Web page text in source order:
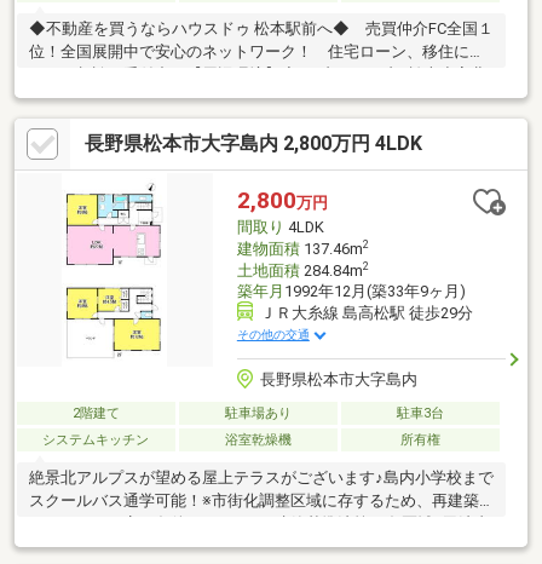
◆不動産を買うならハウスドゥ 松本駅前へ◆ 売買仲介FC全国１
位！全国展開中で安心のネットワーク！ 住宅ローン、移住に関
店 徒歩8分(約640m)◆松本市小宮保育園 徒歩14分(約
1060m)◆アメリカンドラッグ梓川店 徒歩29分(約2310m)◆松本
大学 徒歩30分(約2350m)◆デリシア梓川店 徒歩38分(約
2980m)【注目POINT】◆屋上テラス◆駐車3台以上可お問合せは
こちらまで ハウスドゥ松本駅前 【 TEL ： 0263-31-3517 】
長野県松本市大字島内 2,800万円 4LDK
2,800万円
間取り 4LDK
建物面積137.46m2
土地面積284.84m2
築年月 1992年12月(築33年9ヶ月)
ＪＲ大糸線 島高松駅 徒歩29分
その他の交通
長野県松本市大字島内
2階建て 駐車場あり
駐車3台
システムキッチン
浴室乾燥機 所有権
絶景北アルプスが望める屋上テラスがございます♪島内小学校まで
スクールバス通学可能！※市街化調整区域に存するため、再建築
士・個別プロパン供給会社は売主の指定になります。プロパンガ